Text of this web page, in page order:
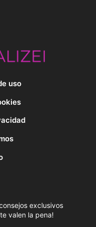
uso
exclusivos
valen la pena!